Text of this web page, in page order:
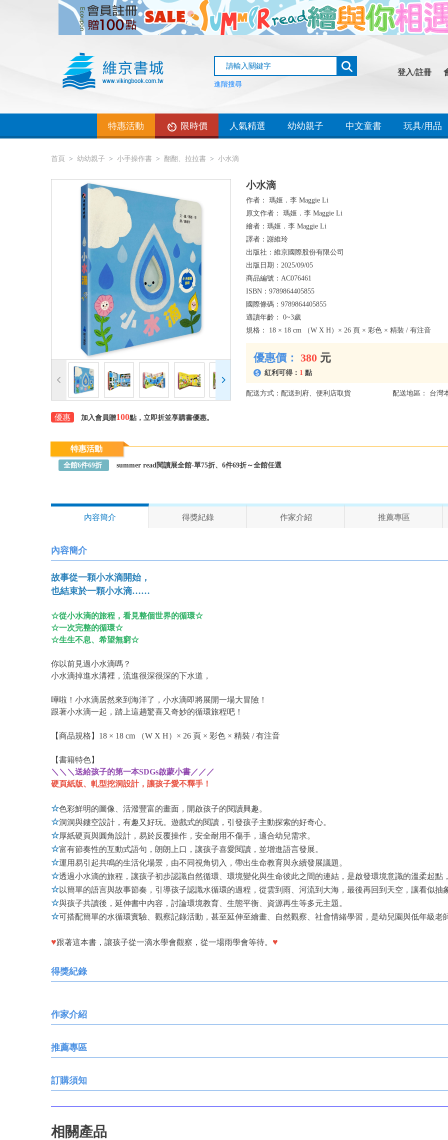
進階搜尋
登入/註冊
特惠活動 限時價 人氣精選 幼幼親子 中文童書 玩具/用品
首頁 幼幼親子 小手操作書 翻翻、拉拉書 小水滴
優惠 加入會員贈100點，立即折並享購書優惠。
小水滴
作者： 瑪姬．李 Maggie Li
原文作者： 瑪姬．李 Maggie Li
繪者： 瑪姬．李 Maggie Li
譯者： 謝維玲
出版社： 維京國際股份有限公司
出版日期： 2025/09/05
商品編號： AC076461
ISBN： 9789864405855
國際條碼： 9789864405855
適讀年齡： 0~3歲
規格： 18 × 18 cm （W X H）× 26 頁 × 彩色 × 精裝 / 有注音
優惠價： 380 元
紅利可得： 1 點
配送方式：配送到府、便利店取貨 配送地區： 台灣
特惠活動
全館6件69折 summer read閱讀展全館-單75折、6件69折～全館任選
內容簡介 得獎紀錄 作家介紹 推薦專區
內容簡介
故事從一顆小水滴開始，
也結束於一顆小水滴……
☆從小水滴的旅程，看見整個世界的循環☆
☆一次完整的循環☆
☆生生不息、希望無窮☆
你以前見過小水滴嗎？
小水滴掉進水溝裡，流進很深很深的下水道，
嘩啦！小水滴居然來到海洋了，小水滴即將展開一場大冒險！
跟著小水滴一起，踏上這趟驚喜又奇妙的循環旅程吧！
【商品規格】18 × 18 cm （W X H）× 26 頁 × 彩色 × 精裝 / 有注音
【書籍特色】
＼＼＼送給孩子的第一本SDGs啟蒙小書／／／
硬頁紙版、軋型挖洞設計，讓孩子愛不釋手！
☆色彩鮮明的圖像、活潑豐富的畫面，開啟孩子的閱讀興趣。
☆洞洞與鏤空設計，有趣又好玩。遊戲式的閱讀，引發孩子主動探索的好奇心。
☆厚紙硬頁與圓角設計，易於反覆操作，安全耐用不傷手，適合幼兒需求。
☆富有節奏性的互動式語句，朗朗上口，讓孩子喜愛閱讀，並增進語言發展。
☆運用易引起共鳴的生活化場景，由不同視角切入，帶出生命教育與永續發展議題。
☆透過小水滴的旅程，讓孩子初步認識自然循環、環境變化與生命彼此之間的連結，是啟發環境意識的溫柔起點
☆以簡單的語言與故事節奏，引導孩子認識水循環的過程，從雲到雨、河流到大海，最後再回到天空，讓看似抽
☆與孩子共讀後，延伸書中內容，討論環境教育、生態平衡、資源再生等多元主題。
☆可搭配簡單的水循環實驗、觀察記錄活動，甚至延伸至繪畫、自然觀察、社會情緒學習，是幼兒園與低年級老
♥跟著這本書，讓孩子從一滴水學會觀察，從一場雨學會等待。 ♥
得獎紀錄
作家介紹
推薦專區
訂購須知
相關產品